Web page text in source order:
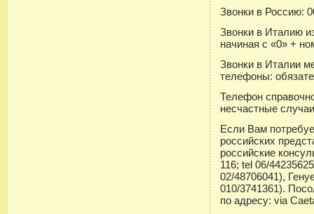
Звонки в Россию:
Звонки в Италию
начиная с «0» +
Звонки в Италии
телефоны:
Телефон
несчастные
Если Вам
российских
российские
116; tel 06/
02/48706041),
010/3741361).
по адресу: via